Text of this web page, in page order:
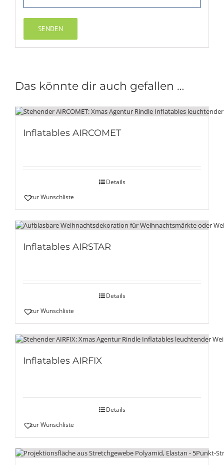
Das könnte dir auch gefallen …
Inflatables AIRCOMET
Details
zur Wunschliste
Inflatables AIRSTAR
Details
zur Wunschliste
Inflatables AIRFIX
Details
zur Wunschliste